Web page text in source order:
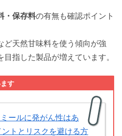
・保存料の有無も確認ポイント
ど天然甘味料を使う傾向が強
目指した製品が増えています。
す
ールに発がん性はあ
トとリスクを避ける方